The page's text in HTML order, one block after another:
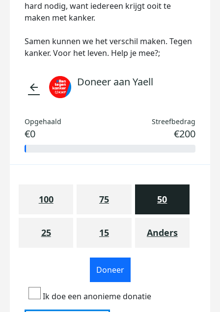
hard nodig, want iedereen krijgt ooit te
maken met kanker.
Samen kunnen we het verschil maken. Tegen
kanker. Voor het leven. Help je mee?;
arrow_back Doneer aan Yaell
Opgehaald
€0
Streefbedrag
€200
100 75 50
25 15 Anders
Doneer
Ik doe een anonieme donatie